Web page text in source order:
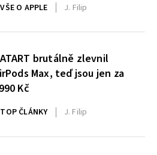
VŠE O APPLE J. Filip
brutálně zlevnil
Max, teď jsou jen za
Kč
TOP ČLÁNKY J. Filip